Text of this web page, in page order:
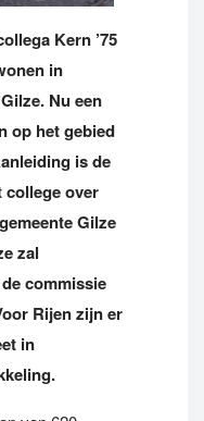
Kern ’75
in
Nu een
op het gebied
is de
college over
Gilze
zal
commissie
Rijen zijn er
in